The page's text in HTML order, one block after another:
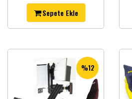
Sepete Ekle
%12